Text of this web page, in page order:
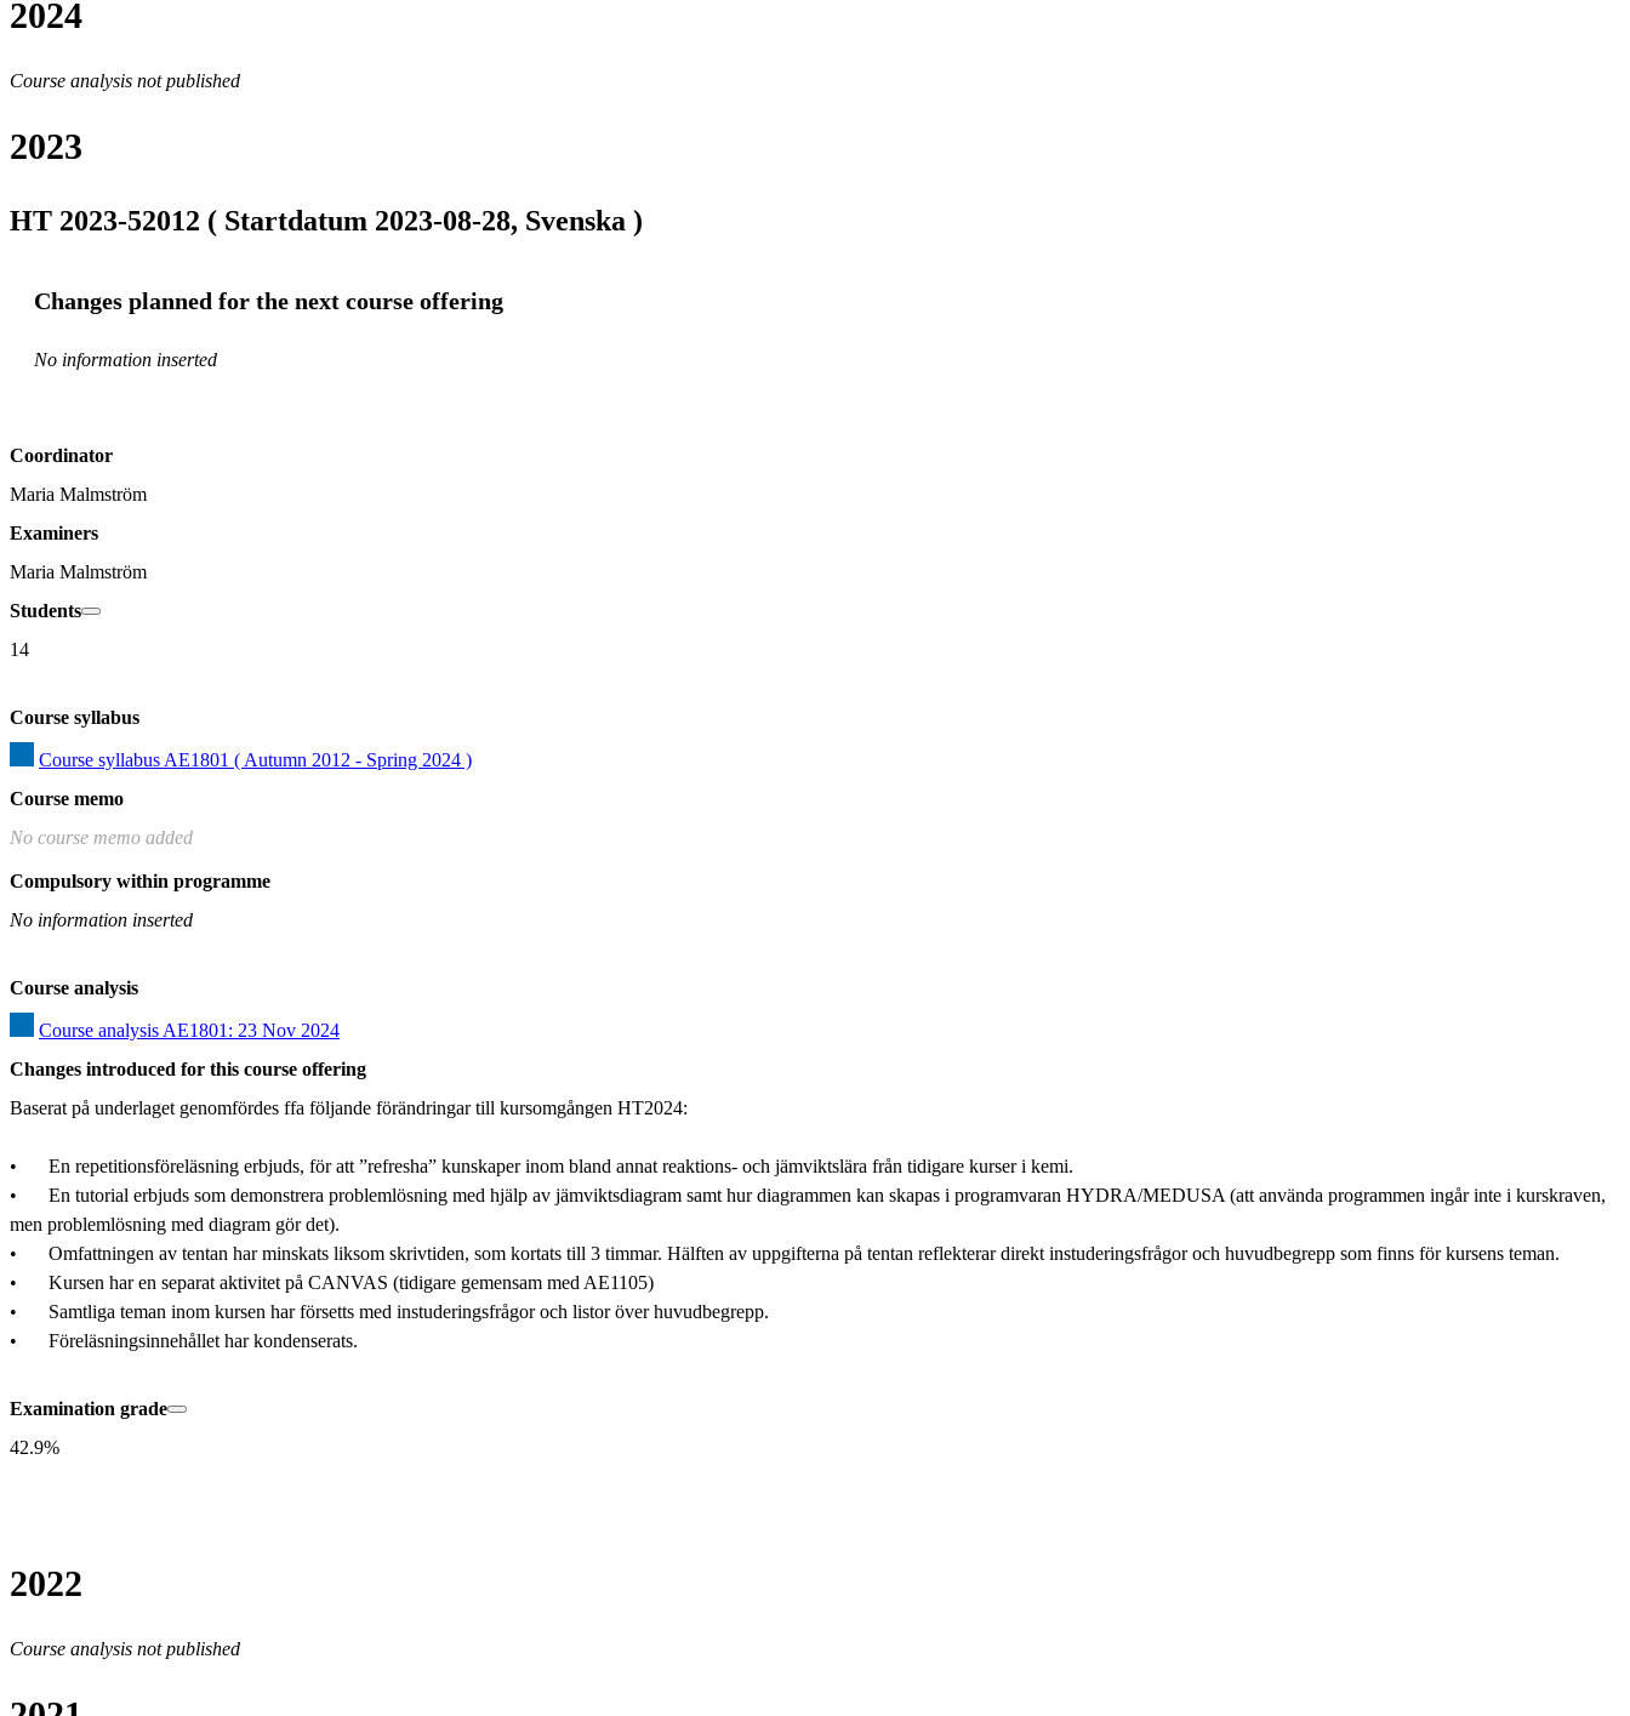
2024
Course analysis not published
2023
HT 2023-52012 ( Startdatum 2023-08-28, Svenska )
Changes planned for the next course offering
No information inserted
Coordinator
Maria Malmström
Examiners
Maria Malmström
Students
14
Course syllabus
Course syllabus AE1801 ( Autumn 2012 - Spring 2024 )
Course memo
No course memo added
Compulsory within programme
No information inserted
Course analysis
Course analysis AE1801: 23 Nov 2024
Changes introduced for this course offering
Baserat på underlaget genomfördes ffa följande förändringar till kursomgången HT2024:
•	En repetitionsföreläsning erbjuds, för att ”refresha” kunskaper inom bland annat reaktions- och jämviktslära från tidigare kurser i kemi.
•	En tutorial erbjuds som demonstrera problemlösning med hjälp av jämviktsdiagram samt hur diagrammen kan skapas i programvaran HYDRA/MEDUSA (att använda programmen ingår inte i kurskraven,
men problemlösning med diagram gör det).
•	Omfattningen av tentan har minskats liksom skrivtiden, som kortats till 3 timmar. Hälften av uppgifterna på tentan reflekterar direkt instuderingsfrågor och huvudbegrepp som finns för kursens teman.
•	Kursen har en separat aktivitet på CANVAS (tidigare gemensam med AE1105)
•	Samtliga teman inom kursen har försetts med instuderingsfrågor och listor över huvudbegrepp.
•	Föreläsningsinnehållet har kondenserats.
Examination grade
42.9%
2022
Course analysis not published